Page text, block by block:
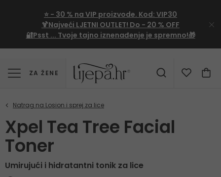
⭐ - 30 % na VIP proizvode. Kod: VIP30
🍹Najveći LJETNI OUTLET! Do - 20 % OFF
🔐Psst ... Tvoje tajno iznenađenje je spremno!🎁
ZA ŽENE
Xpel Tea Tree Facial
Toner
Umirujući i hidratantni tonik za lice